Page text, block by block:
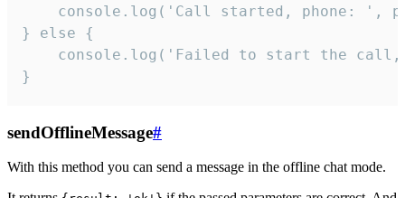
console.log('Call started, phone: ',
} else {
console.log('Failed to start the
}
sendOfflineMessage#
With this method you can send a message in the offline chat mode.